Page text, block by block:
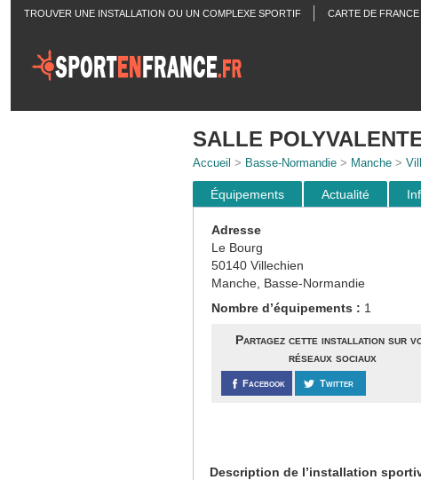
TROUVER UNE INSTALLATION OU UN COMPLEXE SPORTIF CARTE DE
SALLE
Accueil > Basse-Normandie> Manche>
Équipements Actualité
Adresse
Le Bourg
50140 Villechien
Manche, Basse-Normandie
Nombre d’équipements : 1
Partagez cette installation sur
réseaux sociaux
Facebook Twitter
Description de l’installation